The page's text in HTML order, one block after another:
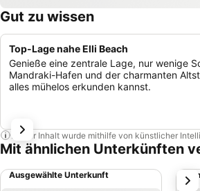
Gut zu wissen
Top-Lage nahe Elli Beach
Genieße eine zentrale Lage, nur wenige
Mandraki-Hafen und der charmanten
alles mühelos erkunden kannst.
Dieser Inhalt wurde mithilfe von künstlicher
Mit ähnlichen Unterkünften
Ausgewählte Unterkunft